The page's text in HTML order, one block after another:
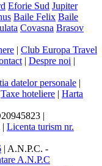
Eforie Sud Jupiter
Baile Felix Baile
Covasna Brasov
| Club Europa Travel
| Despre noi |
datelor personale |
Taxe hoteliere | Harta
|
| Licenta turism nr.
| A.N.P.C. -
A.N.P.C